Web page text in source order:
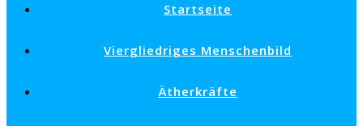
Startseite
Viergliedriges Menschenbild
Ätherkräfte